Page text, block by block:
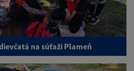
na súťaži Plameň